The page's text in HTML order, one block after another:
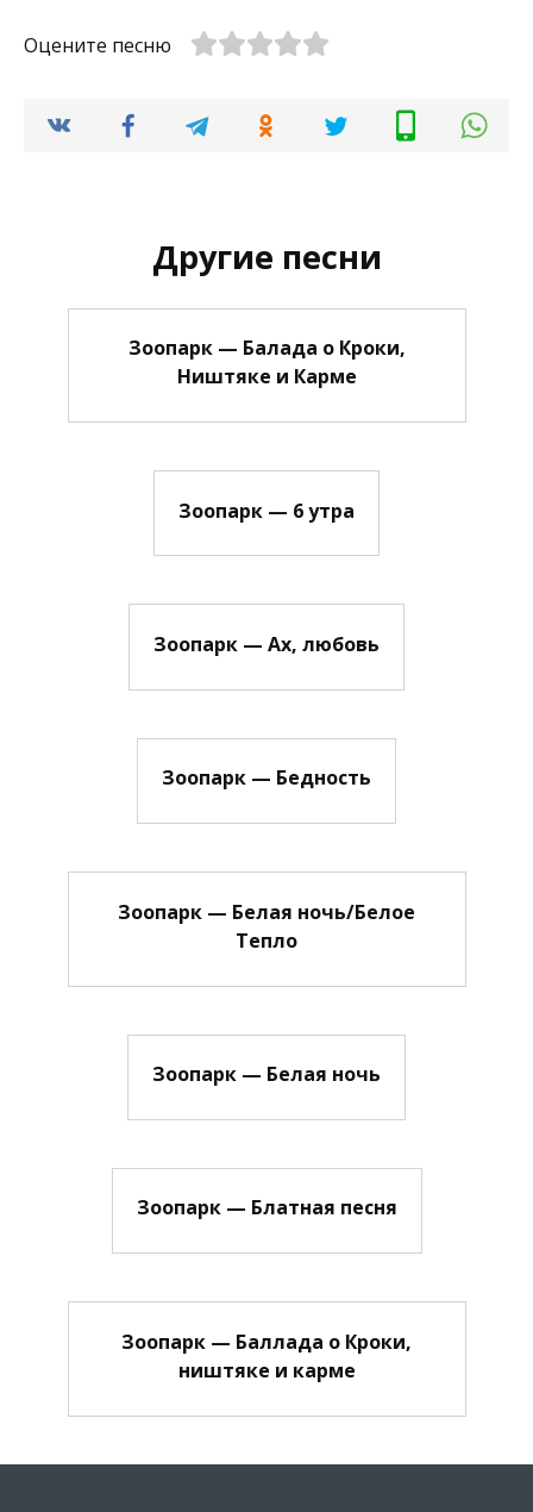
Оцените песню
Другие песни
Зоопарк — Балада о Кроки,
Ништяке и Карме
Зоопарк — 6 утра
Зоопарк — Ах, любовь
Зоопарк — Бедность
Зоопарк — Белая ночь/Белое
Тепло
Зоопарк — Белая ночь
Зоопарк — Блатная песня
Зоопарк — Баллада о Кроки,
ништяке и карме